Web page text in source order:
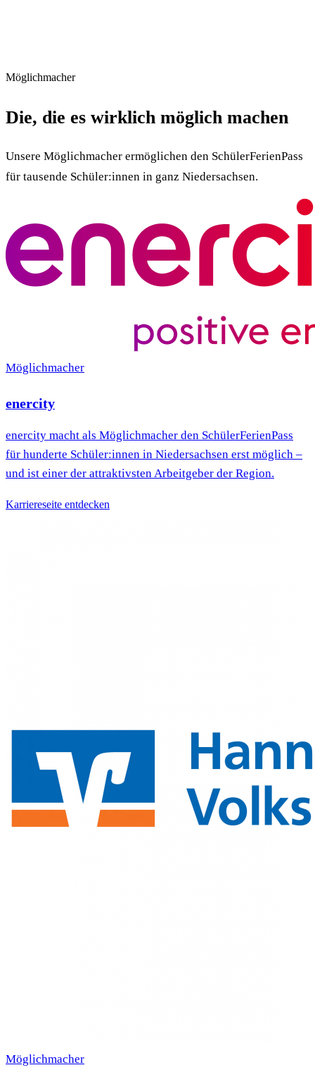
Möglichmacher
Die, die es wirklich möglich machen
Unsere Möglichmacher ermöglichen den SchülerFerienPass
für tausende Schüler:innen in ganz Niedersachsen.
Möglichmacher
enercity
enercity macht als Möglichmacher den SchülerFerienPass
für hunderte Schüler:innen in Niedersachsen erst möglich –
und ist einer der attraktivsten Arbeitgeber der Region.
Karriereseite entdecken
Möglichmacher